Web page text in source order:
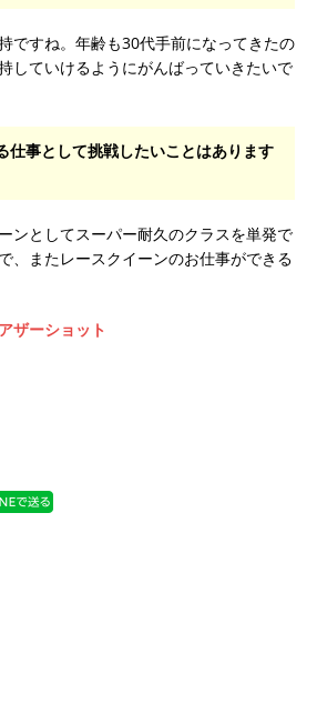
ですね。年齢も30代手前になってきたの
していけるようにがんばっていきたいで
事として挑戦したいことはあります
ンとしてスーパー耐久のクラスを単発で
、またレースクイーンのお仕事ができる
ザーショット